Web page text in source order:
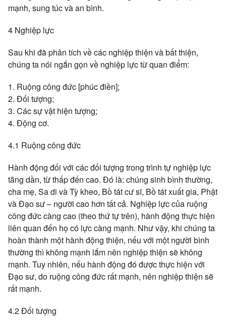
mạnh, sung túc và an bình.
4 Nghiệp lực
Sau khi đã phân tích về các nghiệp thiện và bất thiện,
chúng ta nói ngắn gọn về nghiệp lực từ quan điểm:
1. Ruộng công đức [phúc điền];
2. Đối tượng;
3. Các sự vật hiện tượng;
4. Động cơ.
4.1 Ruộng công đức
Hành động đối với các đối tượng trong trình tự nghiệp lực
tăng dần, từ thấp đến cao. Đó là: chúng sinh bình thường,
cha mẹ, Sa di và Tỳ kheo, Bồ tát cư sĩ, Bồ tát xuất gia, Phật
và Đạo sư – người cao hơn tất cả. Nghiệp lực của ruộng
công đức càng cao (theo thứ tự trên), hành động thực hiện
liên quan đến họ có lực càng mạnh. Như vậy, khi chúng ta
hoàn thành một hành động thiện, nếu với một người bình
thường thì không mạnh lắm nên nghiệp thiện sẽ không
mạnh. Tuy nhiên, nếu hành động đó được thực hiện với
Đạo sư, do ruộng công đức rất mạnh, nên nghiệp thiện sẽ
rất mạnh.
4.2 Đối tượng